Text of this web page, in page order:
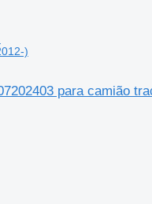
)
para camião